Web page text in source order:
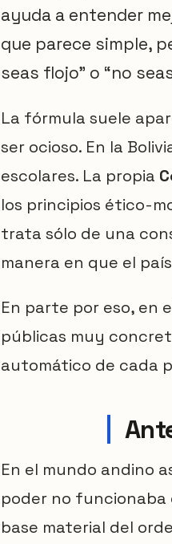
ayuda a entender
que parece simple,
seas flojo” o “no
La fórmula suele
ser ocioso. En la
escolares. La propia
los principios ético-
trata sólo de una
manera en que el
En parte por eso, en
públicas muy
automático de cada
En el mundo andino
poder no funcionaba
base material del